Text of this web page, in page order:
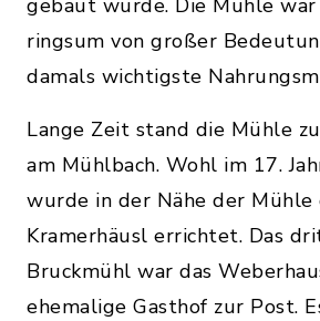
gebaut wurde. Die Mühle
ringsum von großer
damals wichtigste
Lange Zeit stand die Mühle
am Mühlbach. Wohl im 17.
wurde in der Nähe der Mühle
Kramerhäusl errichtet. Das
Bruck­mühl war das
ehemalige Gasthof zur Post.